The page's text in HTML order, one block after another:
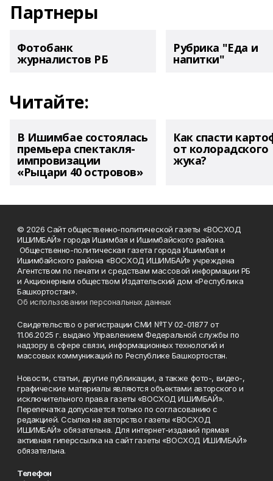
Партнеры
Фотобанк
журналистов РБ
Рубрика "Еда и
напитки"
Читайте:
В Ишимбае состоялась
премьера спектакля-
импровизации
«Рыцари 40 островов»
Как спасти
от колорадского
жука?
© 2026 Сайт общественно-политической газеты «ВОСХОД
ИШИМБАЙ» города Ишимбая и Ишимбайского района.
Общественно-политическая газета города Ишимбая и
Ишимбайского района «ВОСХОД ИШИМБАЙ» учреждена
Агентством по печати и средствам массовой информации РБ
и Акционерным обществом Издательский дом «Республика
Башкортостан».
Об использовании персональных данных
Свидетельство о регистрации СМИ №ТУ 02-01877 от
11.06.2025 г. выдано Управлением Федеральной службы по
надзору в сфере связи, информационных технологий и
массовых коммуникаций по Республике Башкортостан.
Новости, статьи, другие публикации, а также фото-, видео-,
графические материалы являются объектами авторского и
исключительного права газеты «ВОСХОД ИШИМБАЙ».
Перепечатка допускается только по согласованию с
редакцией. Ссылка на авторство газеты «ВОСХОД
ИШИМБАЙ» обязательна. Для интернет-изданий прямая
активная гиперссылка на сайт газеты «ВОСХОД ИШИМБАЙ»
обязательна.
Телефон